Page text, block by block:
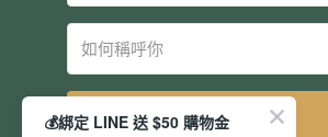
立即訂閱
💰綁定 LINE 送 $50 購物金